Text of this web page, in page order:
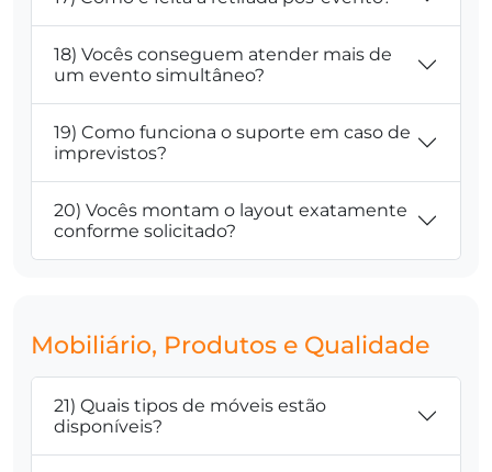
18) Vocês conseguem atender mais de
um evento simultâneo?
19) Como funciona o suporte em caso de
imprevistos?
20) Vocês montam o layout exatamente
conforme solicitado?
Mobiliário, Produtos e Qualidade
21) Quais tipos de móveis estão
disponíveis?